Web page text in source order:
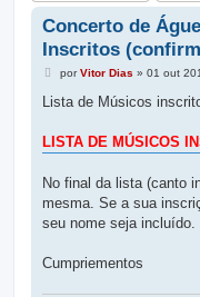
Concerto de
Inscritos
M
n
g
e
porVitor Dias » 01 out
Lista de Músicos
LISTA DE MÚSICOS
No final da lista (canto
mesma. Se a sua
seu nome seja incluído.
Cumpriementos